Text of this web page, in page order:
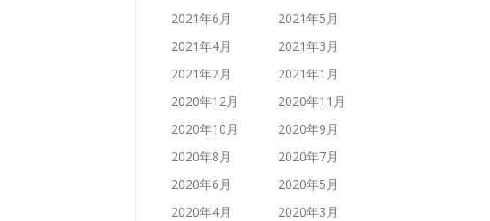
2021年6月
2021年5月
2021年4月
2021年3月
2021年2月
2021年1月
2020年12月
2020年11月
2020年10月
2020年9月
2020年8月
2020年7月
2020年6月
2020年5月
2020年4月
2020年3月